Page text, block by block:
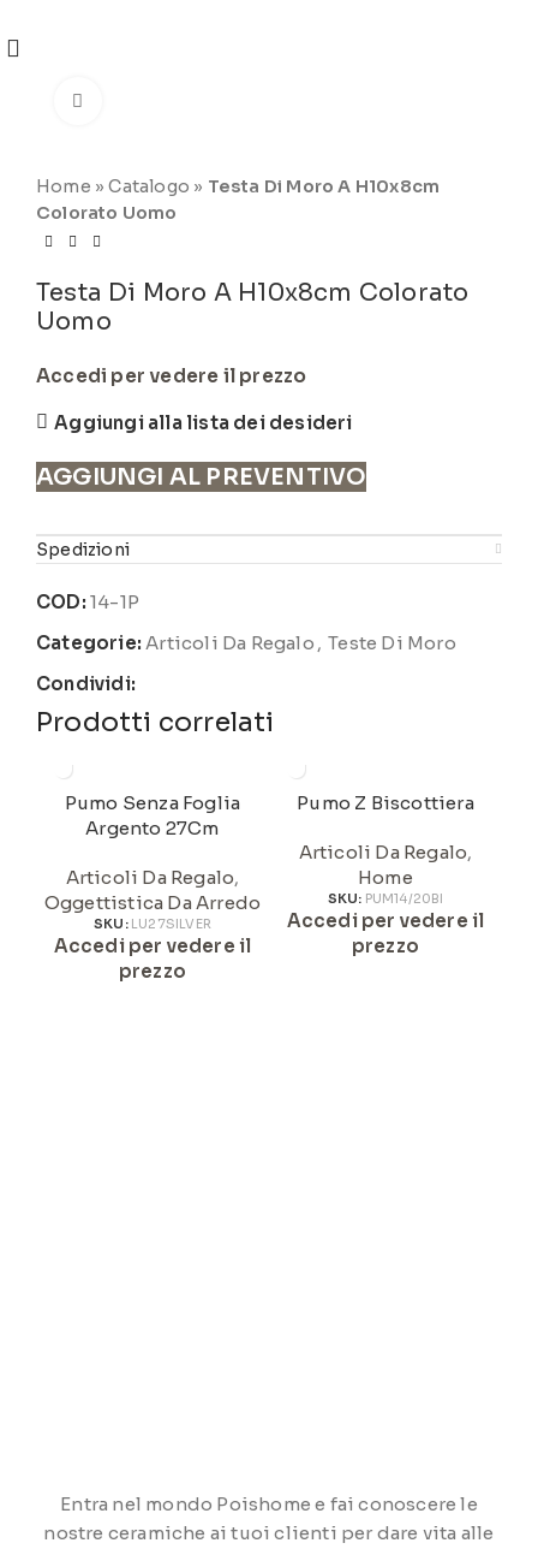
Home »Catalogo » Testa Di Moro A H10x8cm
Colorato Uomo
Testa Di Moro A H10x8cm Colorato
Uomo
Accedi per vedere il prezzo
Aggiungi alla lista dei desideri
AGGIUNGI AL PREVENTIVO
Spedizioni
COD: 14-1P
Categorie: Articoli Da Regalo , Teste Di Moro
Condividi:
Prodotti correlati
Pumo Senza Foglia
Argento 27Cm
Articoli Da Regalo,
Oggettistica Da Arredo
SKU: LU27SILVER
Accedi per vedere il
prezzo
Pumo Z Biscottiera
Articoli Da Regalo,
Home
SKU: PUM14/20BI
Accedi per vedere il
prezzo
Entra nel mondo Poishome e fai conoscere le
nostre ceramiche ai tuoi clienti per dare vita alle